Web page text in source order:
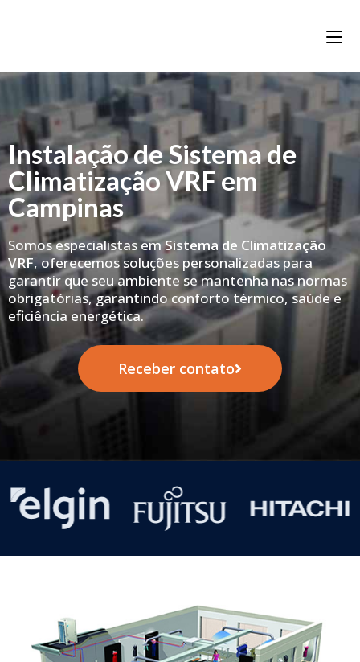
Instalação de Sistema de
Climatização VRF em
Campinas
Somos especialistas emSistema de Climatização
VRF, oferecemos soluções personalizadas para
garantir que seu ambiente se mantenha nas normas
obrigatórias, garantindo conforto térmico, saúde e
eficiência energética.
Receber contato